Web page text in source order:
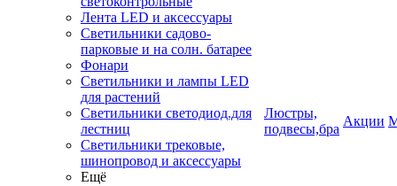
Лента LED и аксессуары
Светильники садово-
парковые и на солн. батарее
Фонари
Светильники и лампы LED
для растений
Светильники светодиод.для
лестниц
Светильники трековые,
шинопровод и аксессуары
Ещё
Люстры,
подвесы,бра
Акции